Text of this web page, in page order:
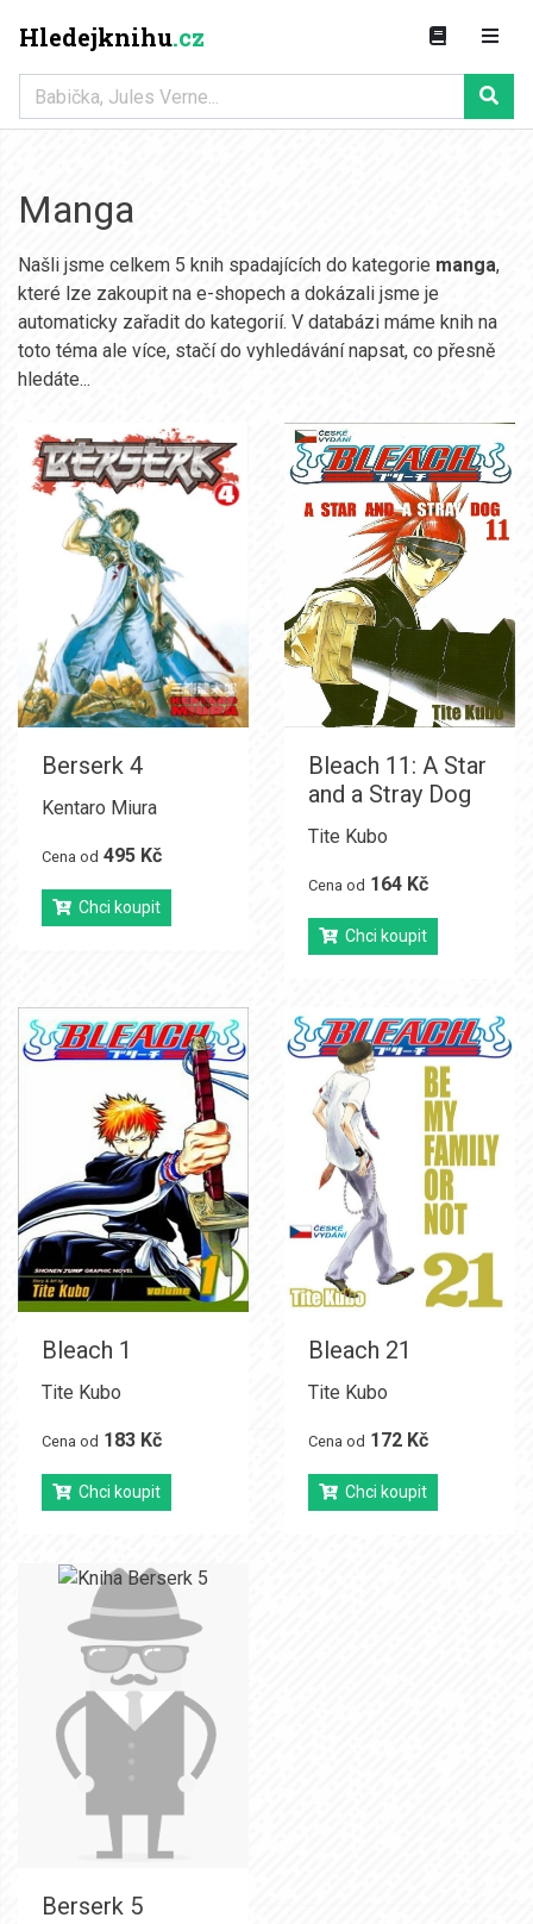
Hledejknihu.cz
Manga
Našli jsme celkem 5 knih spadajících do kategorie manga,
které lze zakoupit na e-shopech a dokázali jsme je
automaticky zařadit do kategorií. V databázi máme knih na
toto téma ale více, stačí do vyhledávání napsat, co přesně
hledáte...
Berserk 4
Kentaro Miura
Cena od 495 Kč
Chci koupit
Bleach 11: A Star
and a Stray Dog
Tite Kubo
Cena od 164 Kč
Chci koupit
Bleach 1
Tite Kubo
Cena od 183 Kč
Chci koupit
Bleach 21
Tite Kubo
Cena od 172 Kč
Chci koupit
Berserk 5